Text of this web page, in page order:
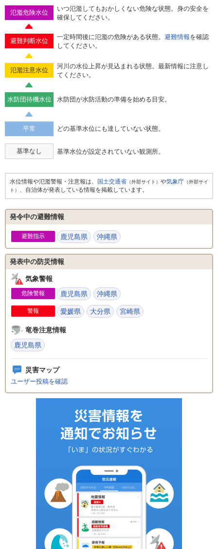
氾濫危険水位
いつ氾濫してもおかしくない危険な状態。身の安全を
確保してください。
避難判断水位
一定時間後に氾濫の危険がある状態。 避難情報を確認
してください。
氾濫注意水位
河川の水位上昇が見込まれる状態。最新情報に注意し
てください。
水防団待機水位 水防団が水防活動の準備を始める目安。
平常 どの基準水位にも達していない状態。
基準なし 基準水位が設定されていない観測所。
水位情報や氾濫警報・注意報は、 国土交通省 （外部サイト） や気象庁 （外部サイ
ト） 、自治体が発表している情報を掲載しています。
発令中の避難情報
避難指示 鹿児島県 沖縄県
発表中の防災情報
気象警報
危険警報 鹿児島県 沖縄県
警報 愛媛県 大分県 宮崎県
竜巻注意情報
鹿児島県
災害マップ
ユーザー投稿を確認